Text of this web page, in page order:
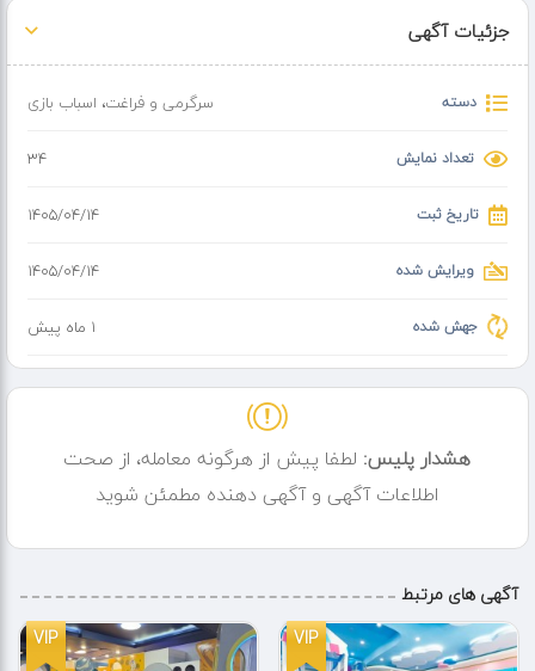
جزئیات آگهی
دسته سرگرمی و فراغت، اسباب بازی
تعداد نمایش 34
تاریخ ثبت ۱۴۰۵/۰۴/۱۴
ویرایش شده ۱۴۰۵/۰۴/۱۴
جهش شده 1 ماه پیش
هشدار پلیس: لطفا پیش از هرگونه معامله، از صحت
اطلاعات آگهی و آگهی دهنده مطمئن شوید
آگهی های مرتبط
VIP
VIP